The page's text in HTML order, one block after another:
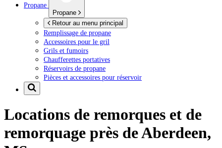
Propane
Propane
Retour au menu principal
Remplissage de propane
Accessoires pour le gril
Grils et fumoirs
Chaufferettes portatives
Réservoirs de propane
Pièces et accessoires pour réservoir
Locations de remorques et de
remorquage près deAberdeen,